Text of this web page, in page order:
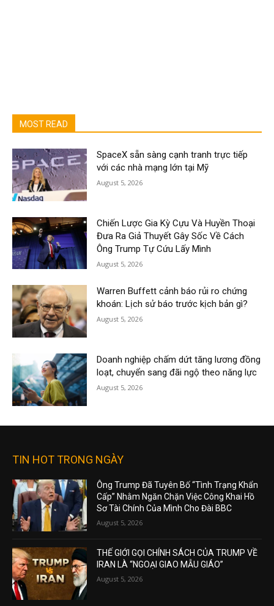
MOST READ
SpaceX sẵn sàng cạnh tranh trực tiếp
với các nhà mạng lớn tại Mỹ
August 5, 2026
Chiến Lược Gia Kỳ Cựu Và Huyền Thoại
Đưa Ra Giả Thuyết Gây Sốc Về Cách
Ông Trump Tự Cứu Lấy Mình
August 5, 2026
Warren Buffett cảnh báo rủi ro chứng
khoán: Lịch sử báo trước kịch bản gì?
August 5, 2026
Doanh nghiệp chấm dứt tăng lương đồng
loạt, chuyển sang đãi ngộ theo năng lực
August 5, 2026
TIN HOT TRONG NGÀY
Ông Trump Đã Tuyên Bố “Tình Trạng Khẩn
Cấp” Nhằm Ngăn Chặn Việc Công Khai Hồ
Sơ Tài Chính Của Mình Cho Đài BBC
August 5, 2026
THẾ GIỚI GỌI CHÍNH SÁCH CỦA TRUMP VỀ
IRAN LÀ “NGOẠI GIAO MẪU GIÁO”
August 5, 2026